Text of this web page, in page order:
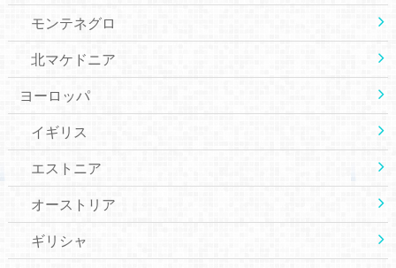
モンテネグロ
北マケドニア
ヨーロッパ
イギリス
エストニア
オーストリア
ギリシャ